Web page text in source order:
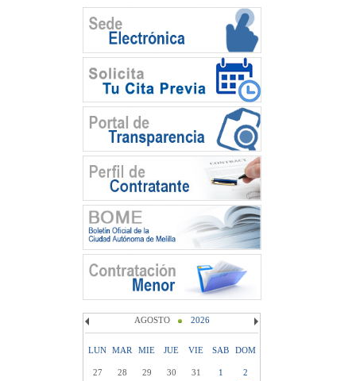
AGOSTO 2026
LUN MAR MIE JUE VIE SAB DOM
27 28 29 30 31 1
2